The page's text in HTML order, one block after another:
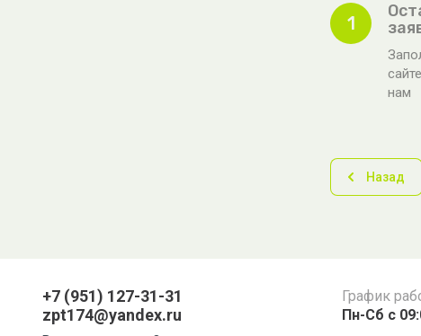
1
нам
Назад
+7 (951) 127-31-31
zpt174@yandex.ru
График
Пн-Сб с